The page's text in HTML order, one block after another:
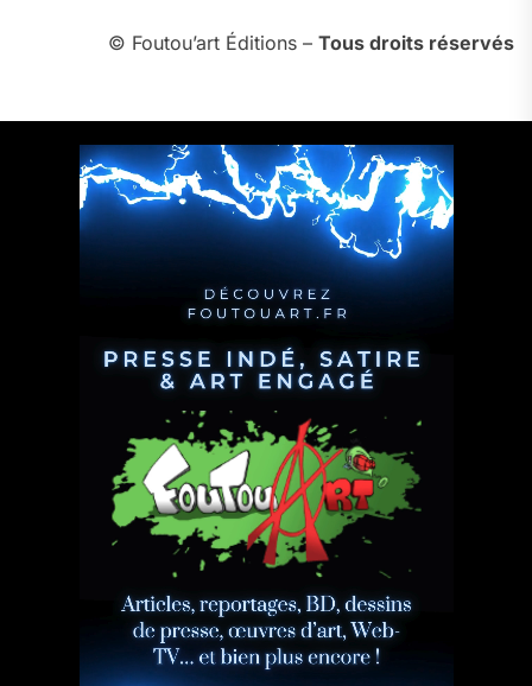
© Foutou’art Éditions – Tous droits réservés